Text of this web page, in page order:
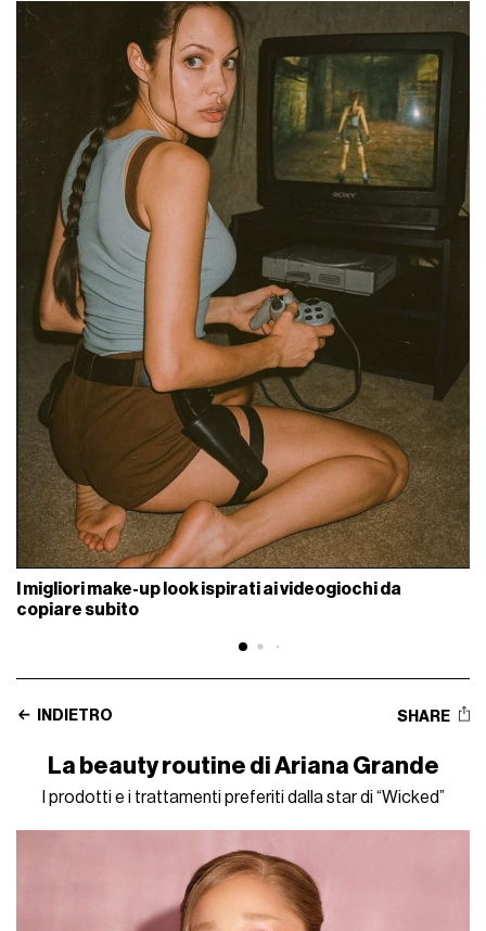
I migliori make-up look ispirati ai videogiochi da
copiare subito
INDIETRO SHARE
La beauty routine di Ariana Grande
I prodotti e i trattamenti preferiti dalla star di “Wicked”